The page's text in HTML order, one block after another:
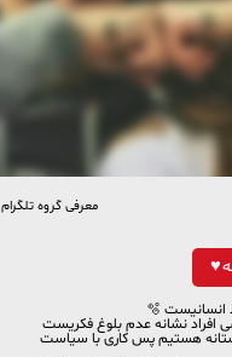
معرفی گروه تلگرام
🫧
نشانه عدم بلوغ فکریست
هستیم پس کاری با سیاست